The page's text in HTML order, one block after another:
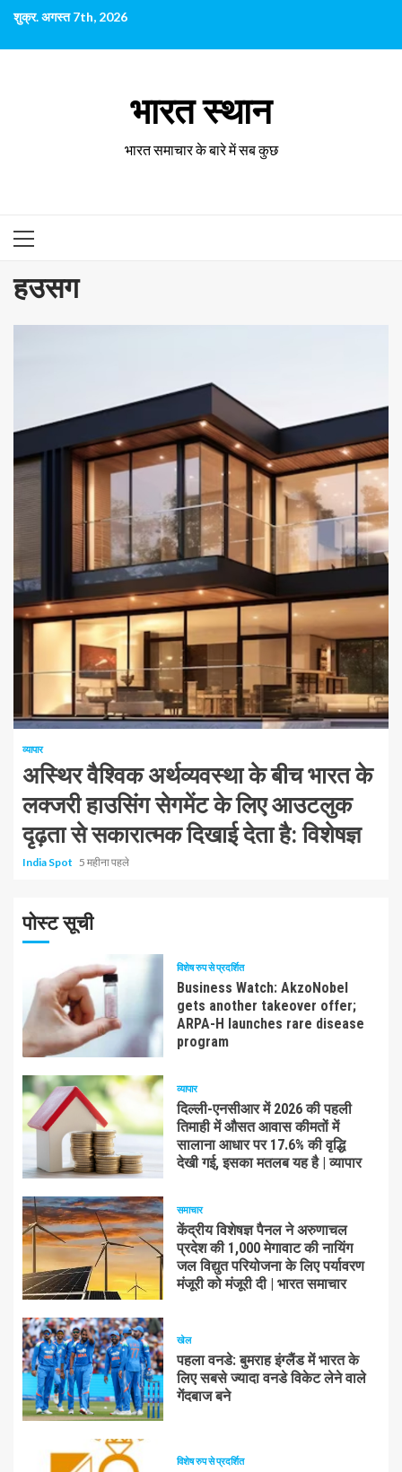
छोड़कर
सामग्री
पर
शुक्र. अगस्त 7th, 2026
भारत स्थान
भारत समाचार के बारे में सब कुछ
प्राथमिक
हउसग
1 न्यूनतम पढ़ा
व्यापार
अस्थिर वैश्विक अर्थव्यवस्था के बीच भारत के
लक्जरी हाउसिंग सेगमेंट के लिए आउटलुक
दृढ़ता से सकारात्मक दिखाई देता है: विशेषज्ञ
India Spot 5 महीना पहले
पोस्ट सूची
विशेष रुप से प्रदर्शित
Business Watch: AkzoNobel
gets another takeover offer;
ARPA-H launches rare disease
program
व्यापार
दिल्ली-एनसीआर में 2026 की पहली
तिमाही में औसत आवास कीमतों में
सालाना आधार पर 17.6% की वृद्धि
देखी गई, इसका मतलब यह है | व्यापार
समाचार
केंद्रीय विशेषज्ञ पैनल ने अरुणाचल
प्रदेश की 1,000 मेगावाट की नायिंग
जल विद्युत परियोजना के लिए पर्यावरण
मंजूरी को मंजूरी दी | भारत समाचार
खेल
पहला वनडे: बुमराह इंग्लैंड में भारत के
लिए सबसे ज्यादा वनडे विकेट लेने वाले
गेंदबाज बने
विशेष रुप से प्रदर्शित